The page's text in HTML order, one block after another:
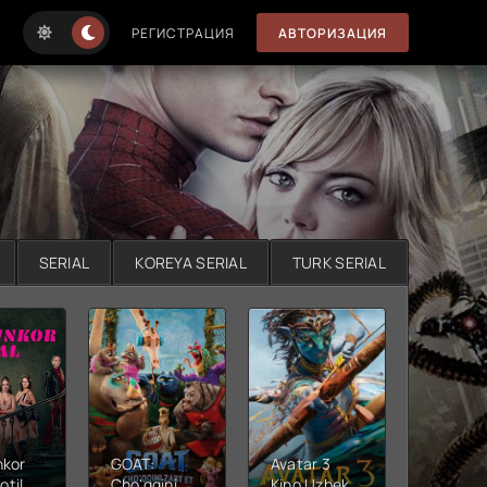
РЕГИСТРАЦИЯ АВТОРИЗАЦИЯ
SERIAL KOREYA SERIAL TURK SERIAL
GOAT:
Avatar 3